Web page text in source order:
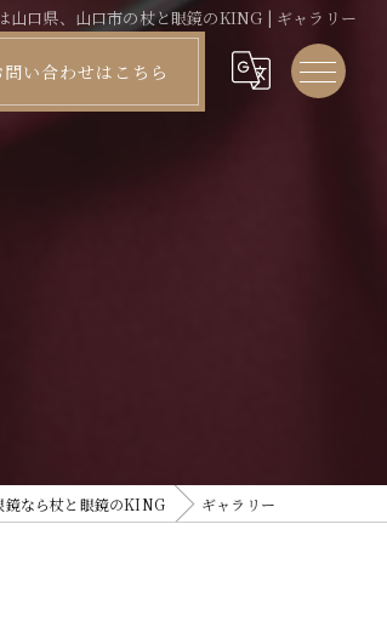
山口県、山口市の杖と眼鏡のKING | ギャラリー
問い合わせはこちら
鏡なら杖と眼鏡のKING ギャラリー